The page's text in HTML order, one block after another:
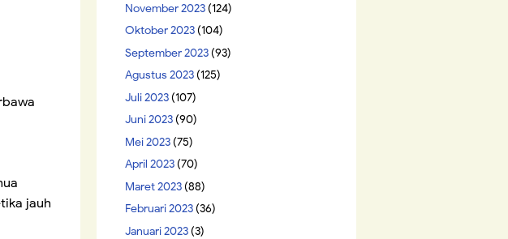
jauh
November 2023(124)
Oktober 2023(104)
September 2023(93)
Agustus 2023(125)
Juli 2023(107)
Juni 2023(90)
Mei 2023(75)
April 2023(70)
Maret 2023(88)
Februari 2023(36)
Januari 2023(3)